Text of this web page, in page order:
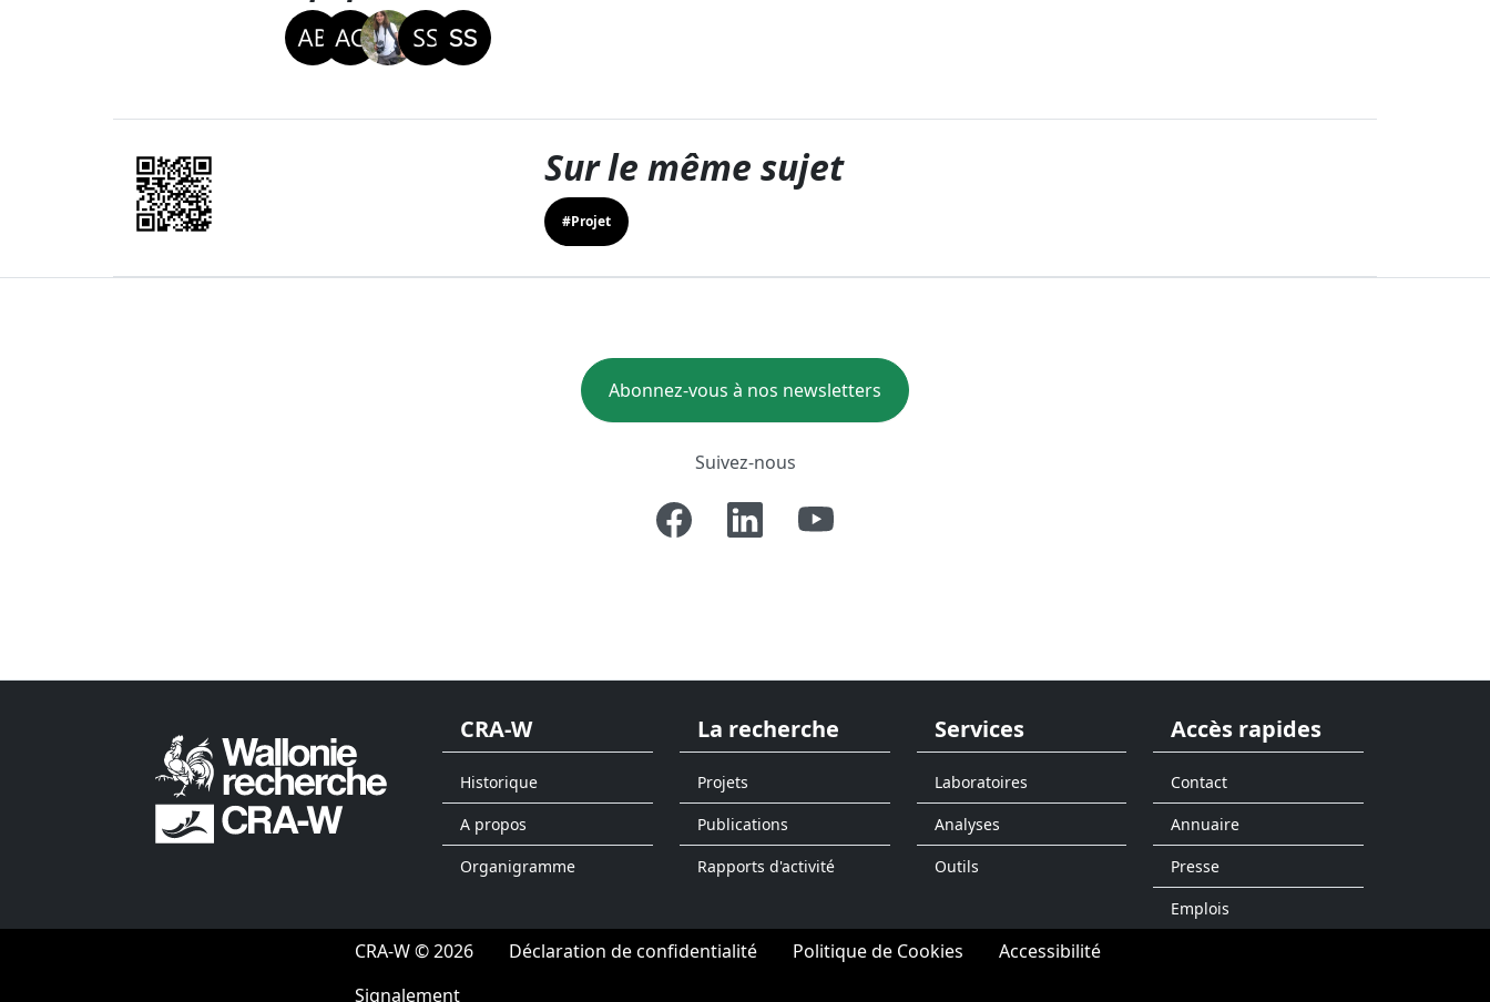
Sur le même sujet
#Projet
Abonnez-vous à nos newsletters
Suivez-nous
CRA-W
Historique
A propos
Organigramme
La recherche
Projets
Publications
Rapports d'activité
Services
Laboratoires
Analyses
Outils
Accès rapides
Contact
Annuaire
Presse
Emplois
CRA-W © 2026 Déclaration de confidentialité Politique de Cookies
Accessibilité
Signalement